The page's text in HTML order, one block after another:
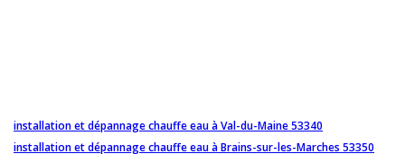
installation et dépannage chauffe eau à Val-du-Maine 53340
installation et dépannage chauffe eau à Brains-sur-les-Marches 53350